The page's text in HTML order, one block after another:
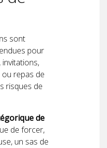
sont
pour
invitations,
repas de
risques de
de
de forcer,
un sas de